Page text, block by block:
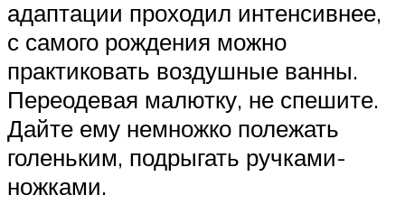
адаптации проходил интенсивнее,
с самого рождения можно
практиковать воздушные ванны.
Переодевая малютку, не спешите.
Дайте ему немножко полежать
голеньким, подрыгать ручками-
ножками.